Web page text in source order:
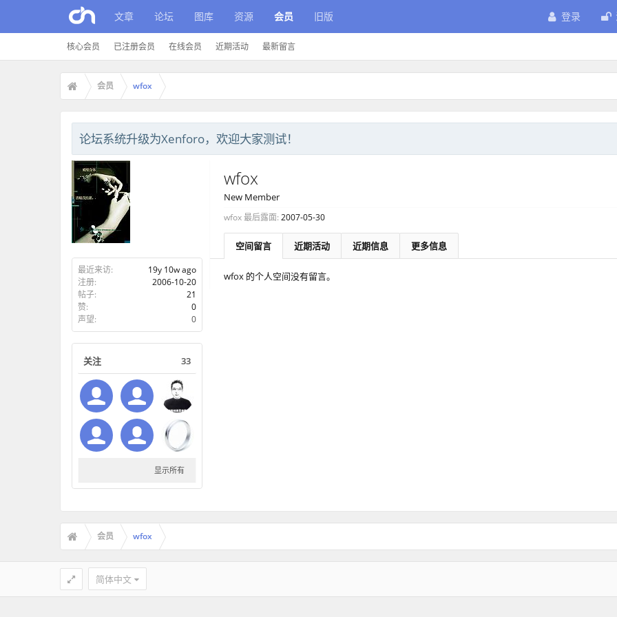
文章 论坛 图库 资源 会员
核心会员 已注册会员 在线会员 近期活动 最新留言
旧版 登录
会员 wfox
论坛系统升级为Xenforo，欢迎大家测试！
最近来访:
19y 10w ago
注册:
2006-10-20
帖子:
21
赞:
0
声望:
0
关注 33
显示所有
wfox
New Member
wfox 最后露面: 2007-05-30
空间留言 近期活动 近期信息 更多信息
wfox 的个人空间没有留言。
会员 wfox
简体中文